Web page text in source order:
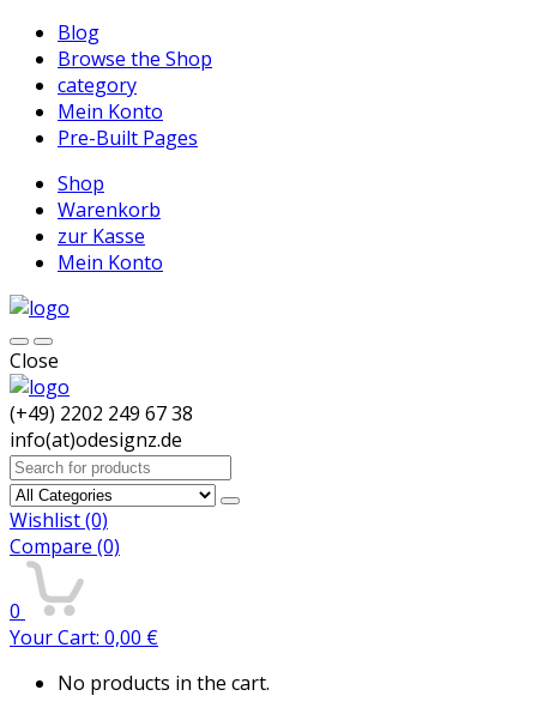
Blog
Browse the Shop
category
Mein Konto
Pre-Built Pages
Shop
Warenkorb
zur Kasse
Mein Konto
Close
(+49) 2202 249 67 38
info(at)odesignz.de
Search
for:
Wishlist(0)
Compare (0)
0
Your Cart: 0,00 €
No products in the cart.